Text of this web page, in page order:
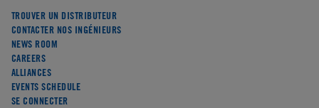
TROUVER UN DISTRIBUTEUR
CONTACTER NOS INGÉNIEURS
NEWS ROOM
CAREERS
ALLIANCES
EVENTS SCHEDULE
SE CONNECTER